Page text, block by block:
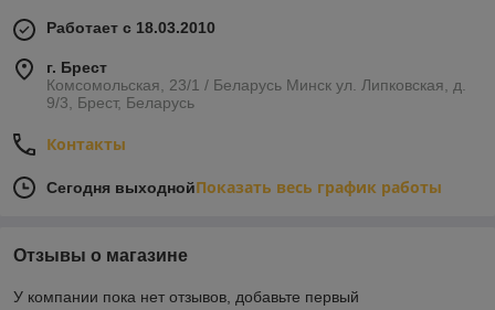
Работает с 18.03.2010
г. Брест
Комсомольская, 23/1 / Беларусь Минск ул. Липковская, д.
9/3, Брест, Беларусь
Контакты
Сегодня выходнойПоказать весь график работы
Отзывы о магазине
У компании пока нет отзывов, добавьте первый